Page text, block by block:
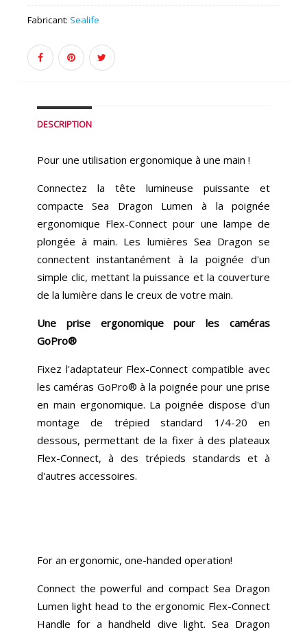
Fabricant: Sealife
DESCRIPTION
Pour une utilisation ergonomique à une main !
Connectez la tête lumineuse puissante et
compacte Sea Dragon Lumen à la poignée
ergonomique Flex-Connect pour une lampe de
plongée à main. Les lumières Sea Dragon se
connectent instantanément à la poignée d'un
simple clic, mettant la puissance et la couverture
de la lumière dans le creux de votre main.
Une prise ergonomique pour les caméras
GoPro®
Fixez l'adaptateur Flex-Connect compatible avec
les caméras GoPro® à la poignée pour une prise
en main ergonomique. La poignée dispose d'un
montage de trépied standard 1/4-20 en
dessous, permettant de la fixer à des plateaux
Flex-Connect, à des trépieds standards et à
d'autres accessoires.
For an ergonomic, one-handed operation!
Connect the powerful and compact Sea Dragon
Lumen light head to the ergonomic Flex-Connect
Handle for a handheld dive light. Sea Dragon